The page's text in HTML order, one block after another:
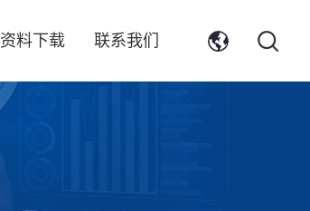
资料下载 联系我们